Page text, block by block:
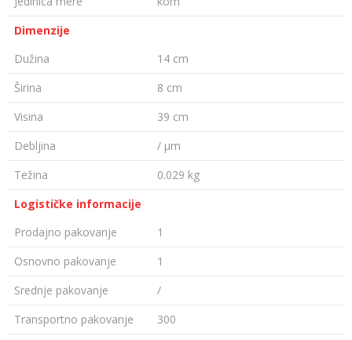
Dimenzije
Dužina
14 cm
Širina
8 cm
Visina
39 cm
Debljina
/ µm
Težina
0.029 kg
Logističke informacije
Prodajno pakovanje
1
Osnovno pakovanje
1
Srednje pakovanje
/
Transportno pakovanje
300